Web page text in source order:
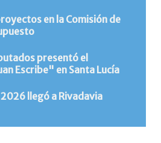
en la Comisión de
presentó el
Escribe" en Santa Lucía
2026 llegó a Rivadavia